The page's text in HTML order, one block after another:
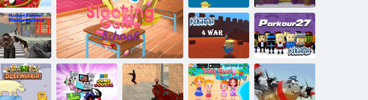
Baby-
Haselnuss -
Weihnachtsüberraschung
Hund Dive
Kleiner
Ladengeschäft
Maskierte
Kräfte: Zombie-
Überleben
Kogama: 4
Krieg
Kogama:
Parkour 27